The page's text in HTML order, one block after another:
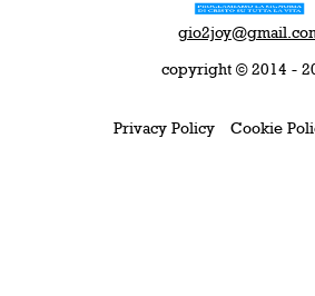
copyright © 2014 -
Privacy Policy Cookie